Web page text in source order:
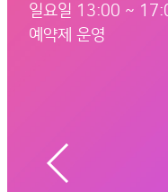
일요일 13:00 ~
예약제 운영